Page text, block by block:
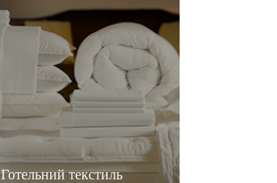
Готельний текстиль